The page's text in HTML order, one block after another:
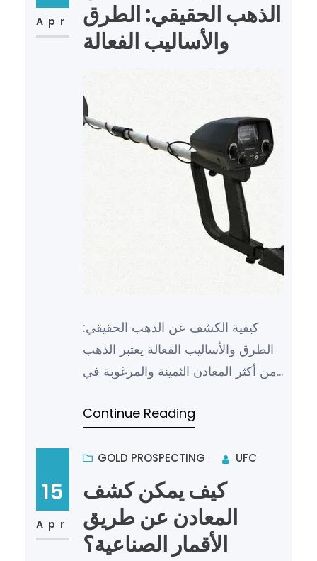
Apr
الذهب الحقيقي: الطرق
والأساليب الفعالة
كيفية الكشف عن الذهب الحقيقي:
الطرق والأساليب الفعالة يعتبر الذهب
من أكثر المعادن الثمينة والمرغوبة في
Continue Reading
15
Apr
GOLD PROSPECTING UFC
كيف يمكن كشف
المعادن عن طريق
الأقمار الصناعية؟